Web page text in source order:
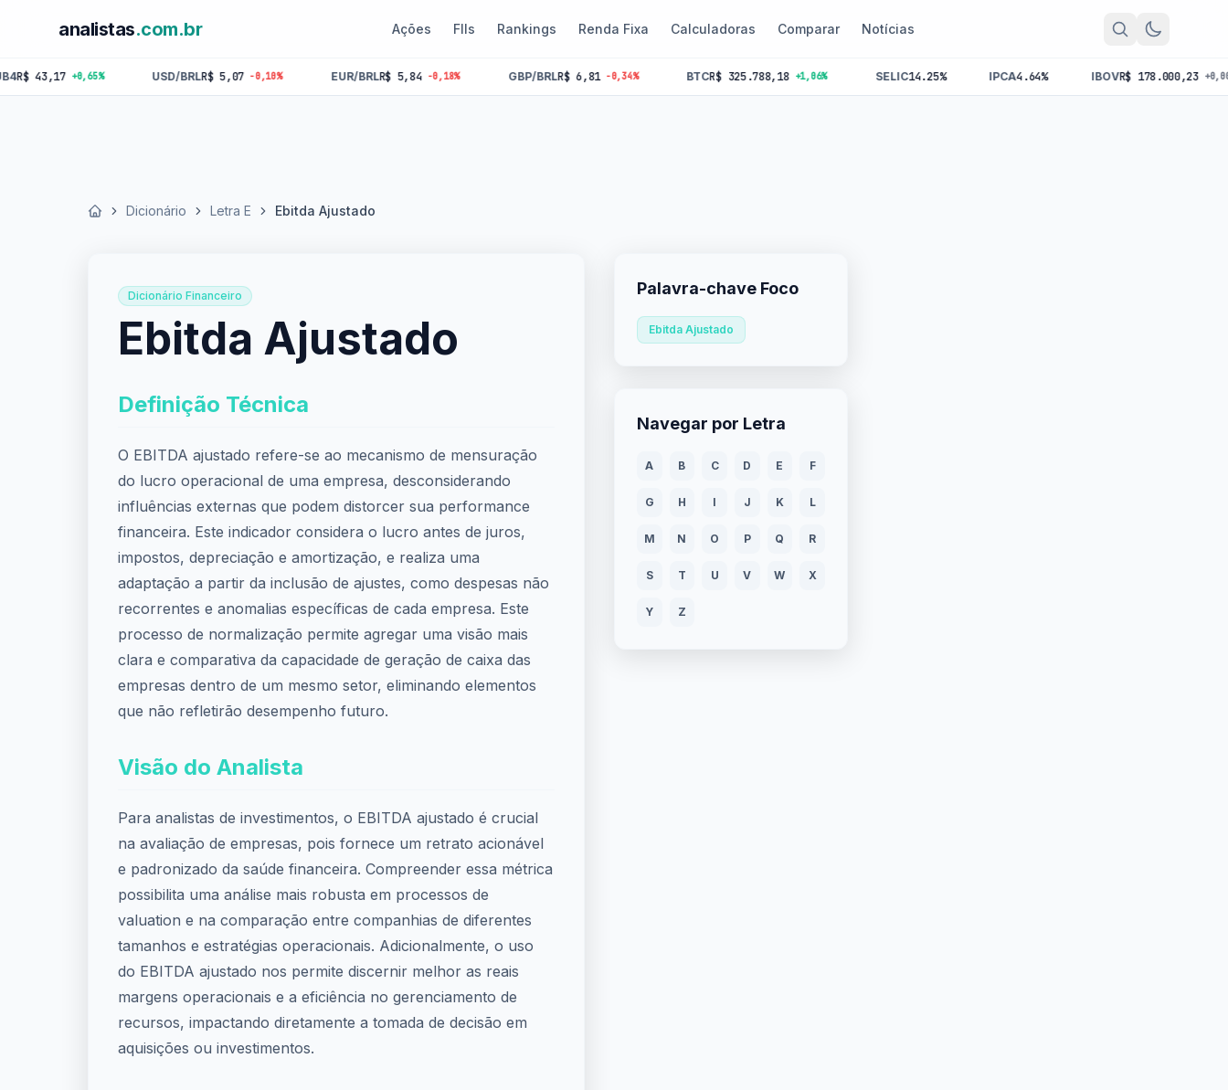
analistas.com.br Ações FIIs Rankings Renda Fixa Calculadoras Comparar Notícias
+0,65% USD/BRL R$ 5,07 -0,10% EUR/BRL R$ 5,84 -0,18% GBP/BRL R$ 6,81 -0,34% BTC R$ 325.788,18 +1,06% SELIC 14.25% IPCA 4.64% IBOV R$ 178.000,23 +0,00%
Início Dicionário Letra E Ebitda Ajustado
Dicionário Financeiro
Ebitda Ajustado
Definição Técnica
O EBITDA ajustado refere-se ao mecanismo de mensuração
do lucro operacional de uma empresa, desconsiderando
influências externas que podem distorcer sua performance
financeira. Este indicador considera o lucro antes de juros,
impostos, depreciação e amortização, e realiza uma
adaptação a partir da inclusão de ajustes, como despesas não
recorrentes e anomalias específicas de cada empresa. Este
processo de normalização permite agregar uma visão mais
clara e comparativa da capacidade de geração de caixa das
empresas dentro de um mesmo setor, eliminando elementos
que não refletirão desempenho futuro.
Visão do Analista
Para analistas de investimentos, o EBITDA ajustado é crucial
na avaliação de empresas, pois fornece um retrato acionável
e padronizado da saúde financeira. Compreender essa métrica
possibilita uma análise mais robusta em processos de
valuation e na comparação entre companhias de diferentes
tamanhos e estratégias operacionais. Adicionalmente, o uso
do EBITDA ajustado nos permite discernir melhor as reais
margens operacionais e a eficiência no gerenciamento de
recursos, impactando diretamente a tomada de decisão em
aquisições ou investimentos.
Palavra-chave Foco
Ebitda Ajustado
Navegar por Letra
A B C D E F
G H I J K L
M N O P Q R
S T U V W X
Y Z